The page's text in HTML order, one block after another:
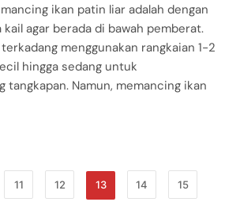
ikan patin liar adalah dengan
agar berada di bawah pemberat.
menggunakan rangkaian 1-2
hingga sedang untuk
tangkapan. Namun, memancing ikan
11 12 13 14 15